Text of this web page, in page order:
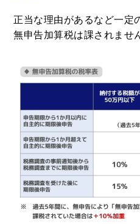
正当な理由があるなど一定
無申告加算税は課されませ